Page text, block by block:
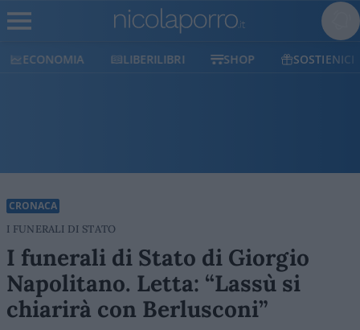
ECONOMIA LIBERILIBRI SHOP SOSTIENICI
CRONACA
I FUNERALI DI STATO
I funerali di Stato di Giorgio
Napolitano. Letta: “Lassù si
chiarirà con Berlusconi”